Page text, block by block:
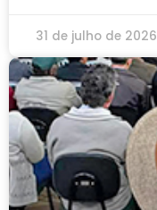
31 de julho de 2026